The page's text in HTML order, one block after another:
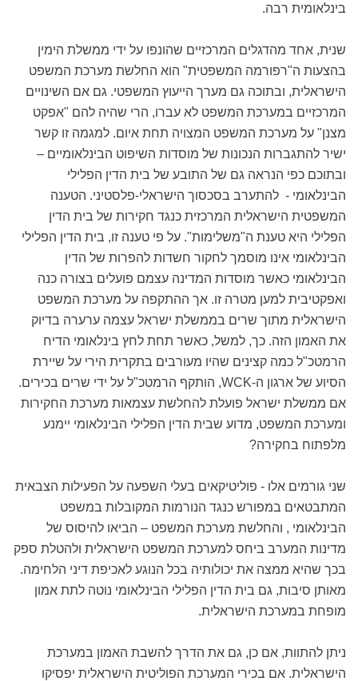
בינלאומית רבה.
שנית, אחד מהדגלים המרכזיים שהונפו על ידי ממשלת הימין
בהצעות ה"רפורמה המשפטית" הוא החלשת מערכת המשפט
הישראלית, ובתוכה גם מערך הייעוץ המשפטי. גם אם השינויים
המרכזיים במערכת המשפט לא עברו, הרי שהיה להם "אפקט
מצנן" על מערכת המשפט המצויה תחת איום. למגמה זו קשר
ישיר להתגברות הנכונות של מוסדות השיפוט הבינלאומיים –
ובתוכם כפי הנראה גם של התובע של בית הדין הפלילי
הבינלאומי - להתערב בסכסוך הישראלי-פלסטיני. הטענה
המשפטית הישראלית המרכזית כנגד חקירות של בית הדין
הפלילי היא טענת ה"משלימות". על פי טענה זו, בית הדין הפלילי
הבינלאומי אינו מוסמך לחקור חשדות להפרות של הדין
הבינלאומי כאשר מוסדות המדינה עצמם פועלים בצורה כנה
ואפקטיבית למען מטרה זו. אך ההתקפה על מערכת המשפט
הישראלית מתוך שרים בממשלת ישראל עצמה ערערה בדיוק
את האמון הזה. כך, למשל, כאשר תחת לחץ בינלאומי הדיח
הרמטכ"ל כמה קצינים שהיו מעורבים בתקרית הירי על שיירת
הסיוע של ארגון ה-WCK, הותקף הרמטכ"ל על ידי שרים בכירים.
אם ממשלת ישראל פועלת להחלשת עצמאות מערכת החקירות
ומערכת המשפט, מדוע שבית הדין הפלילי הבינלאומי יימנע
מלפתוח בחקירה?
שני גורמים אלו - פוליטיקאים בעלי השפעה על הפעילות הצבאית
המתבטאים במפורש כנגד הנורמות המקובלות במשפט
הבינלאומי , והחלשת מערכת המשפט – הביאו להיסוס של
מדינות המערב ביחס למערכת המשפט הישראלית ולהטלת ספק
בכך שהיא ממצה את יכולותיה בכל הנוגע לאכיפת דיני הלחימה.
מאותן סיבות, גם בית הדין הפלילי הבינלאומי נוטה לתת אמון
מופחת במערכת הישראלית.
ניתן להתוות, אם כן, גם את הדרך להשבת האמון במערכת
הישראלית. אם בכירי המערכת הפוליטית הישראלית יפסיקו